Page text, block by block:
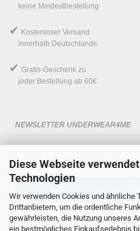
Diese Webseite
Technologien
Wir verwenden Cookies und ähnliche
Drittanbietern, um die ordentliche
gewährleisten, die Nutzung unseres
ein bestmögliches Einkaufserlebnis
keine Mindestbestellung
✔ Kostenloser Versand
innerhalb Deutschlands
✔ Gratis-Geschenk zu
jeder Bestellung ab 60€
NEWSLETTER UNDERWEAR4ME